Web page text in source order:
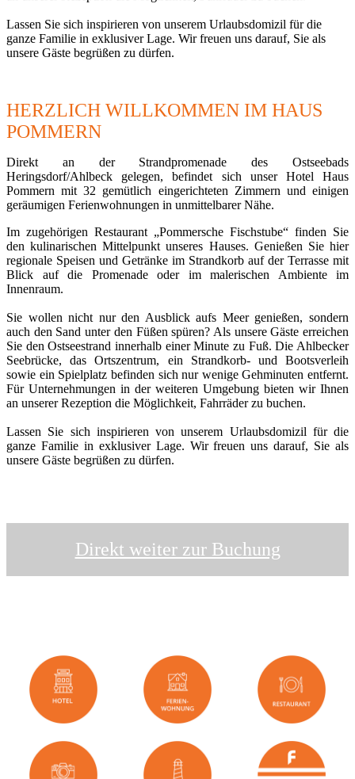
Lassen Sie sich inspirieren von unserem Urlaubsdomizil für die
ganze Familie in exklusiver Lage. Wir freuen uns darauf, Sie als
unsere Gäste begrüßen zu dürfen.
HERZLICH WILLKOMMEN IM HAUS
POMMERN
Direkt an der Strandpromenade des Ostseebads
Heringsdorf/Ahlbeck gelegen, befindet sich unser Hotel Haus
Pommern mit 32 gemütlich eingerichteten Zimmern und einigen
geräumigen Ferienwohnungen in unmittelbarer Nähe.
Im zugehörigen Restaurant „Pommersche Fischstube“ finden Sie
den kulinarischen Mittelpunkt unseres Hauses. Genießen Sie hier
regionale Speisen und Getränke im Strandkorb auf der Terrasse mit
Blick auf die Promenade oder im malerischen Ambiente im
Innenraum.
Sie wollen nicht nur den Ausblick aufs Meer genießen, sondern
auch den Sand unter den Füßen spüren? Als unsere Gäste erreichen
Sie den Ostseestrand innerhalb einer Minute zu Fuß. Die Ahlbecker
Seebrücke, das Ortszentrum, ein Strandkorb- und Bootsverleih
sowie ein Spielplatz befinden sich nur wenige Gehminuten entfernt.
Für Unternehmungen in der weiteren Umgebung bieten wir Ihnen
an unserer Rezeption die Möglichkeit, Fahrräder zu buchen.
Lassen Sie sich inspirieren von unserem Urlaubsdomizil für die
ganze Familie in exklusiver Lage. Wir freuen uns darauf, Sie als
unsere Gäste begrüßen zu dürfen.
Direkt weiter zur Buchung